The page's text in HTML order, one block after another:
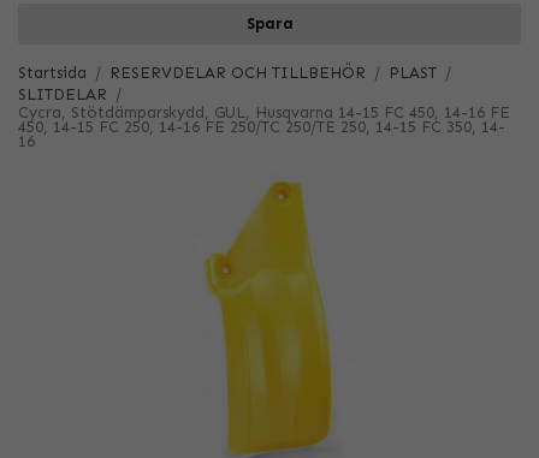
Spara
Startsida / RESERVDELAR OCH TILLBEHÖR / PLAST /
SLITDELAR /
Cycra, Stötdämparskydd, GUL, Husqvarna 14-15 FC 450, 14-16 FE
450, 14-15 FC 250, 14-16 FE 250/TC 250/TE 250, 14-15 FC 350, 14-
16